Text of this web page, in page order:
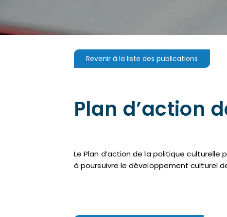
Revenir à la liste des publications
Plan d’action
Le Plan d’action de la politique
à poursuivre le développement culturel